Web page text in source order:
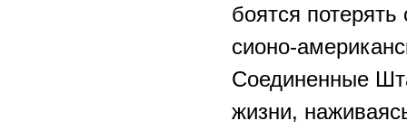
боятся
сионо-
Соединенные
жизни,